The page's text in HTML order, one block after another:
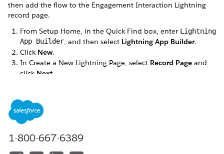
then add the flow to the Engagement Interaction Lightning
record page.
From Setup Home, in the Quick Find box, enter Lightning
App Builder, and then select Lightning App Builder.
Click New.
In Create a New Lightning Page, select Record Page and
click Next
1-800-667-6389